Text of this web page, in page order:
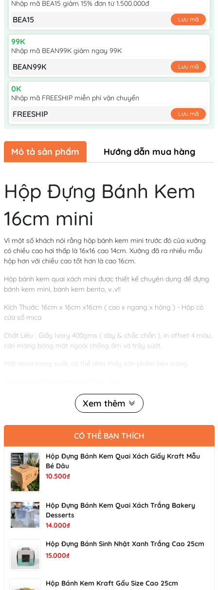
Nhập mã BEA15 giảm 15% đơn từ 1.500.000đ
BEA15 Lưu mã
99K
Nhập mã BEAN99K giảm ngay 99K
BEAN99K Lưu mã
0K
Nhập mã FREESHIP miễn phí vận chuyển
FREESHIP Lưu mã
Mô tả sản phẩm Hướng dẫn mua hàng
Hộp Đựng Bánh Kem
16cm mini
Vì một số khách nói rằng hộp bánh kem mini trước đó của xưởng
có chiều cao hơi thấp là 16x16 cao 14cm. Xưởng đã ra nhiều mẫu
hộp hơn với chiều cao tốt hơn là cao 16cm.
Hộp bánh kem quai xách mini được thiết kế chuyên dụng để đựng
bánh kem mini, bánh kem bento, v..v!!
Kích Thước: 16cm x 16cm x16cm ( cao x ngang x hông ) - Hộp có
cửa sổ mica
Chất Liệu : Giấy Ivory 400gms ( dày & chắc chắn ), in offset 4 màu,
cán màng bóng mặt ngoài chống ẩm và trầy sướt.
Mặt mica trong suốt, có thể nhìn thấy sản phẩm bên trong.
Giá đã bao gồm đế trắng kèm theo.
⛔In tên thương hiệu MIỄN PHÍ trên hộp với số lượng từ 300 hộp.
Quý khách có thể mix các size hộp khác nhau để in chỉ cần số
lượng từ 200 hộp trở lên
Xem thêm
CÓ THỂ BẠN THÍCH
Hộp Đựng Bánh Kem Quai Xách Giấy Kraft Mẫu
Bé Dâu
10.500₫
Hộp Đựng Bánh Kem Quai Xách Trắng Bakery
Desserts
14.000₫
Hộp Đựng Bánh Sinh Nhật Xanh Trắng Cao 25cm
15.000₫
Hộp Bánh Kem Kraft Gấu Size Cao 25cm